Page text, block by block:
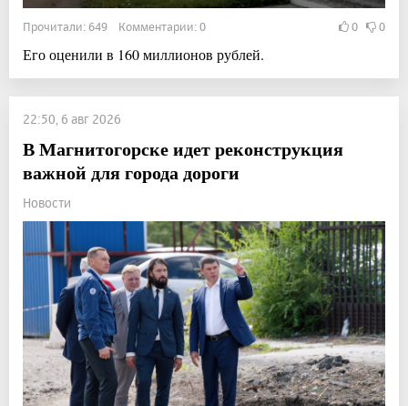
Прочитали: 649 Комментарии: 0 0 0
Его оценили в 160 миллионов рублей.
22:50, 6 авг 2026
В Магнитогорске идет реконструкция
важной для города дороги
Новости